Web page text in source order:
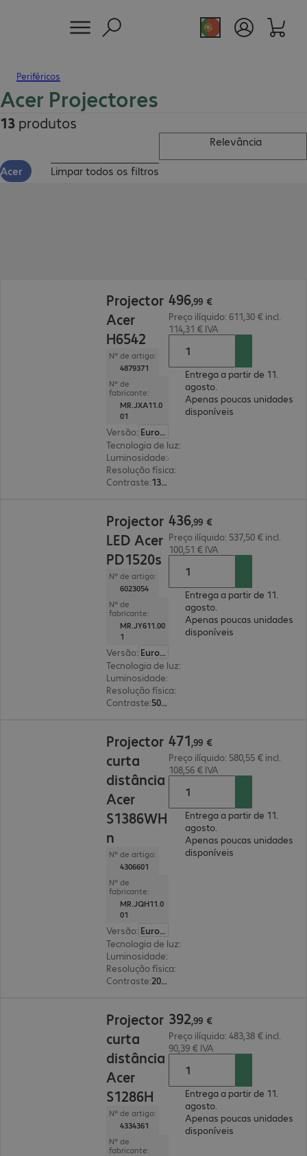
Periféricos
Acer Projectores
13 produtos
Relevância
Acer Limpar todos os filtros
Projector
Acer
H6542
Nº de artigo:
4879371
Nº de
fabricante:
MR.JXA11.0
01
Versão:
Europa
Tecnologia de luz:
Luminosidade:
Resolução física:
Contraste: 13 000:1
496,99 €
Preço ilíquido: 611,30 € incl.
114,31 € IVA
Entrega a partir de 11.
agosto.
Apenas poucas unidades
disponíveis
Projector
LED Acer
PD1520s
Nº de artigo:
6023054
Nº de
fabricante:
MR.JY611.00
1
Versão:
Europa
Tecnologia de luz:
Luminosidade:
Resolução física:
Contraste: 5000:1
436,99 €
Preço ilíquido: 537,50 € incl.
100,51 € IVA
Entrega a partir de 11.
agosto.
Apenas poucas unidades
disponíveis
Projector
curta
distância
Acer
S1386WH
n
Nº de artigo:
4306601
Nº de
fabricante:
MR.JQH11.0
01
Versão:
Europa
Tecnologia de luz:
Luminosidade:
Resolução física:
Contraste: 20 000:1
471,99 €
Preço ilíquido: 580,55 € incl.
108,56 € IVA
Entrega a partir de 11.
agosto.
Apenas poucas unidades
disponíveis
Projector
curta
distância
Acer
S1286H
Nº de artigo:
4334361
Nº de
fabricante:
392,99 €
Preço ilíquido: 483,38 € incl.
90,39 € IVA
Entrega a partir de 11.
agosto.
Apenas poucas unidades
disponíveis